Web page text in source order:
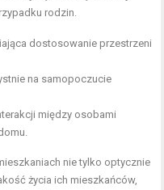
rodzin.
dostosowanie przestrzeni
na samopoczucie
między osobami
nie tylko optycznie
życia ich mieszkańców,